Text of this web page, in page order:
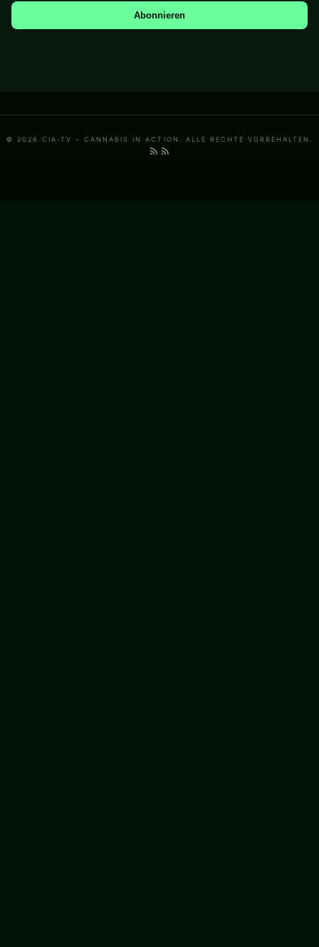
Abonnieren
© 2026 CIA-TV – CANNABIS IN ACTION. ALLE RECHTE VORBEHALTEN.